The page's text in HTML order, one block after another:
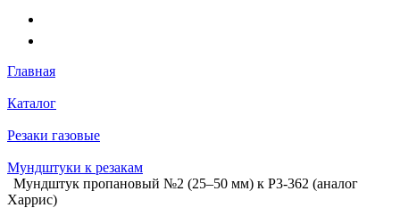
Главная
Каталог
Резаки газовые
Мундштуки к резакам
Мундштук пропановый №2 (25–50 мм) к Р3-362 (аналог
Харрис)